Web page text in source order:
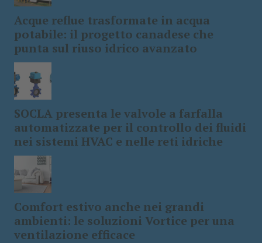
Acque reflue trasformate in acqua
potabile: il progetto canadese che
punta sul riuso idrico avanzato
SOCLA presenta le valvole a farfalla
automatizzate per il controllo dei fluidi
nei sistemi HVAC e nelle reti idriche
Comfort estivo anche nei grandi
ambienti: le soluzioni Vortice per una
ventilazione efficace